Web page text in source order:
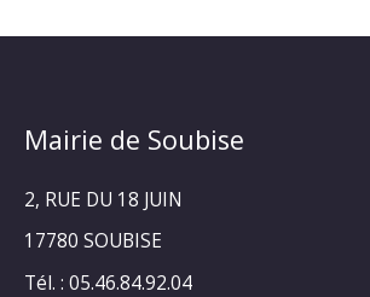
Mairie de Soubise
2, RUE DU 18 JUIN
17780 SOUBISE
Tél. : 05.46.84.92.04